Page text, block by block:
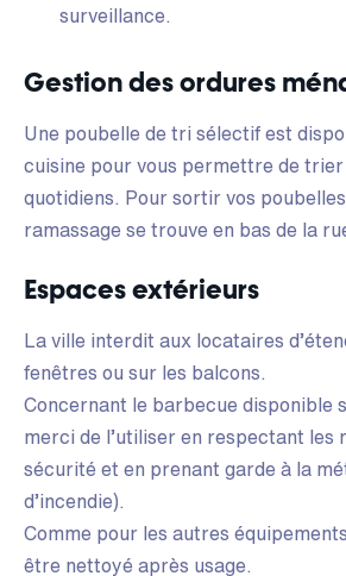
surveillance.
Gestion des ordures
Une poubelle de tri sélectif est
cuisine pour vous permettre de trier
quotidiens. Pour sortir vos
ramassage se trouve en bas de la
Espaces extérieurs
La ville interdit aux locataires
fenêtres ou sur les balcons.
Concernant le barbecue disponible
merci de l’utiliser en respectant les
sécurité et en prenant garde à la
d’incendie).
Comme pour les autres
être nettoyé après usage.